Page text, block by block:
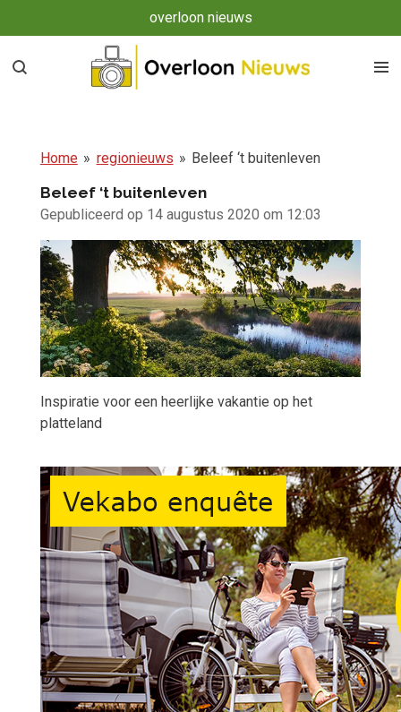
direct
naar
overloon nieuws
Home » regionieuws » Beleef ‘t buitenleven
Beleef ‘t buitenleven
Gepubliceerd op 14 augustus 2020 om 12:03
Inspiratie voor een heerlijke vakantie op het
platteland